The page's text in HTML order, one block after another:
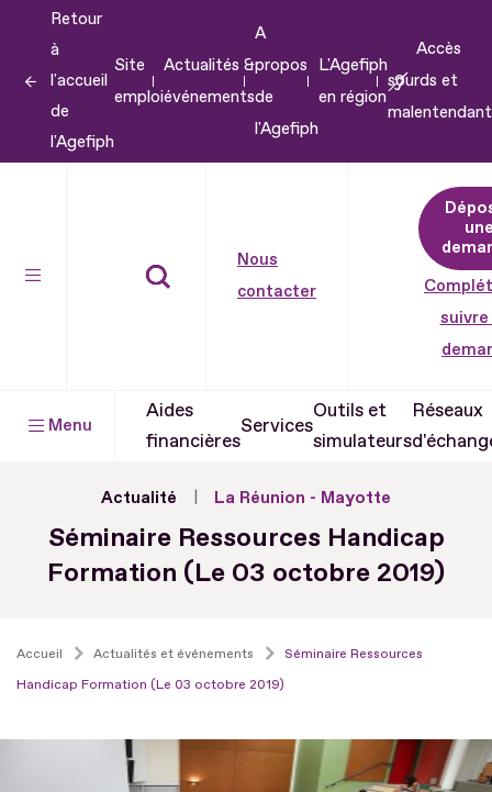
contenu
Retour
à
l'accueil
de
l'Agefiph
Site
emploi
Actualités &
événements
A
propos
de
l'Agefiph
L'Agefiph
en région
Accès
sourds et
Nous
contacter
suivre
Menu
Aides
financières
Services
Outils et
simulateurs
Réseaux
Actualité La Réunion - Mayotte
Séminaire Ressources Handicap
Formation (Le 03 octobre 2019)
Accueil Actualités et événements
Séminaire Ressources
Handicap Formation (Le 03 octobre 2019)